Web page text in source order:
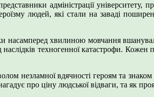
адміністрації
людей, які стали на заваді
насамперед хвилиною мовчання
наслідків техногенної катастрофи.
незламної вдячності героям та
про ціну людської відваги, та як